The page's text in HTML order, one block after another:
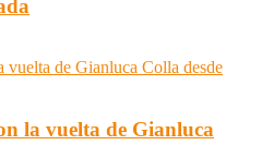
la vuelta de Gianluca